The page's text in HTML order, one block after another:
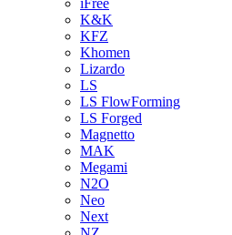
iFree
K&K
KFZ
Khomen
Lizardo
LS
LS FlowForming
LS Forged
Magnetto
MAK
Megami
N2O
Neo
Next